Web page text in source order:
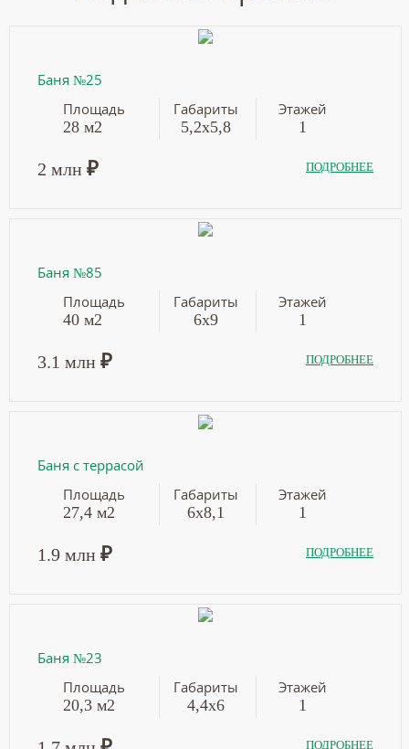
Баня №25
Площадь
28 м2
Габариты
5,2х5,8
Этажей
1
2 млн ₽ ПОДРОБНЕЕ
Баня №85
Площадь
40 м2
Габариты
6х9
Этажей
1
3.1 млн ₽ ПОДРОБНЕЕ
Баня с террасой
Площадь
27,4 м2
Габариты
6х8,1
Этажей
1
1.9 млн ₽ ПОДРОБНЕЕ
Баня №23
Площадь
20,3 м2
Габариты
4,4х6
Этажей
1
ПОДРОБНЕЕ